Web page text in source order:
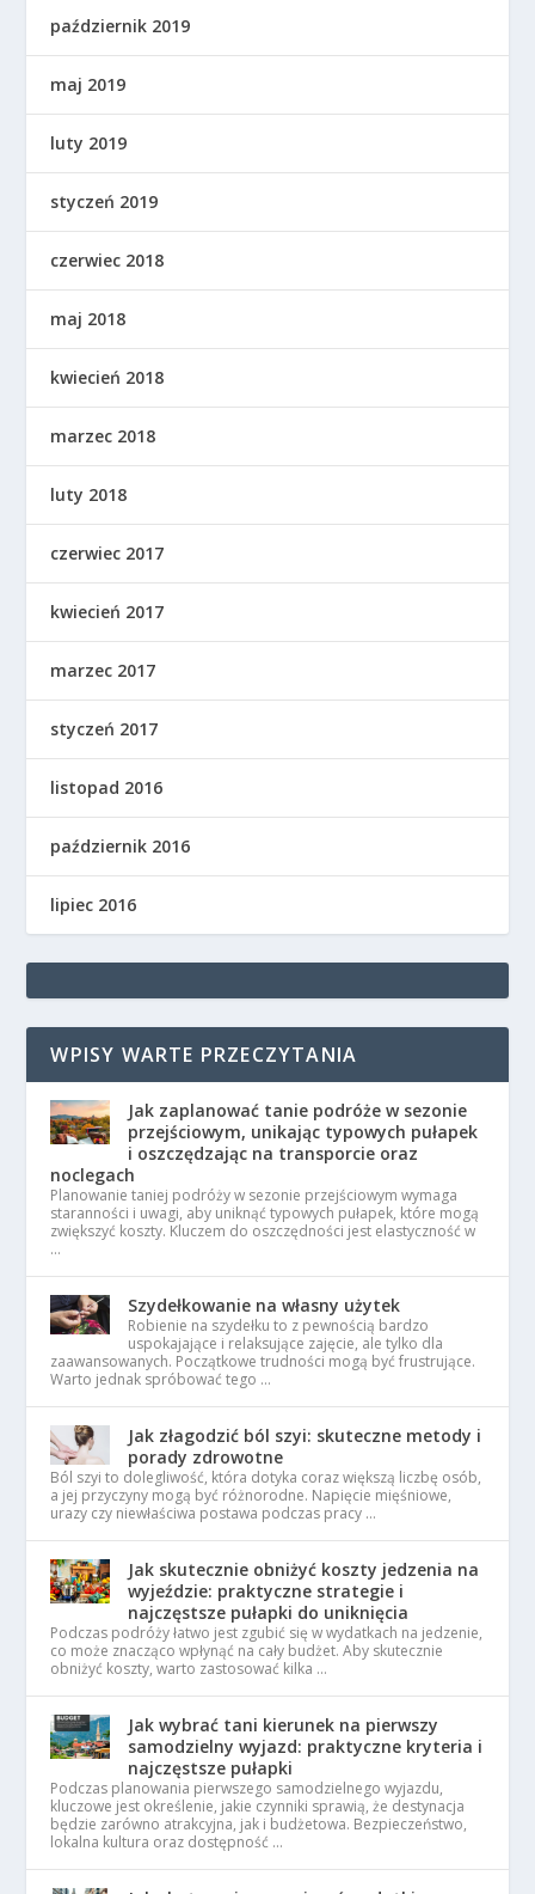
październik 2019
maj 2019
luty 2019
styczeń 2019
czerwiec 2018
maj 2018
kwiecień 2018
marzec 2018
luty 2018
czerwiec 2017
kwiecień 2017
marzec 2017
styczeń 2017
listopad 2016
październik 2016
lipiec 2016
WPISY WARTE PRZECZYTANIA
Jak zaplanować tanie podróże w sezonie
przejściowym, unikając typowych pułapek
i oszczędzając na transporcie oraz
noclegach
Planowanie taniej podróży w sezonie przejściowym wymaga
staranności i uwagi, aby uniknąć typowych pułapek, które mogą
zwiększyć koszty. Kluczem do oszczędności jest elastyczność w
…
Szydełkowanie na własny użytek
Robienie na szydełku to z pewnością bardzo
uspokajające i relaksujące zajęcie, ale tylko dla
zaawansowanych. Początkowe trudności mogą być frustrujące.
Warto jednak spróbować tego …
Jak złagodzić ból szyi: skuteczne metody i
porady zdrowotne
Ból szyi to dolegliwość, która dotyka coraz większą liczbę osób,
a jej przyczyny mogą być różnorodne. Napięcie mięśniowe,
urazy czy niewłaściwa postawa podczas pracy …
Jak skutecznie obniżyć koszty jedzenia na
wyjeździe: praktyczne strategie i
najczęstsze pułapki do uniknięcia
Podczas podróży łatwo jest zgubić się w wydatkach na jedzenie,
co może znacząco wpłynąć na cały budżet. Aby skutecznie
obniżyć koszty, warto zastosować kilka …
Jak wybrać tani kierunek na pierwszy
samodzielny wyjazd: praktyczne kryteria i
najczęstsze pułapki
Podczas planowania pierwszego samodzielnego wyjazdu,
kluczowe jest określenie, jakie czynniki sprawią, że destynacja
będzie zarówno atrakcyjna, jak i budżetowa. Bezpieczeństwo,
lokalna kultura oraz dostępność …